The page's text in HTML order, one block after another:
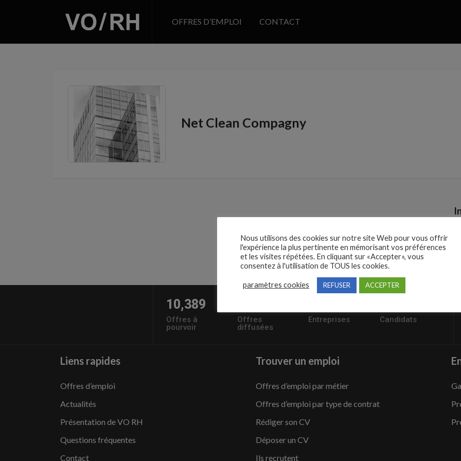
OFFRES D’EMPLOI CONTACT
Net Clean Compagny
10,389
Offres à
pourvoir
Offres
diffusées
Entreprises Candidats
Liens rapides
Offres d’emploi
Actualités
Présentation de VO RH
Questions fréquentes
Contact
Trouver un emploi
Offres d’emploi par métier
Offres d’emploi par type de contrat
Rédiger son CV
Déposer un CV
Ils recrutent
Nous utilisons des cookies sur notre site Web pour vous offrir
l'expérience la plus pertinente en mémorisant vos préférences
et les visites répétées. En cliquant sur «Accepter», vous
consentez à l'utilisation de TOUS les cookies.
paramètres cookies REFUSER ACCEPTER